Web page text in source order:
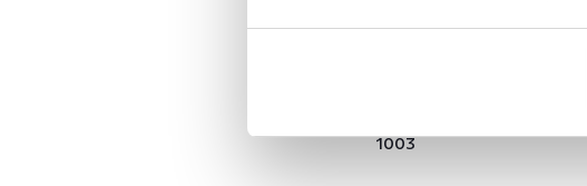
1003